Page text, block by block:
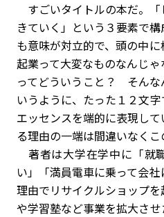
すごいタイトルの本だ。
きていく」という３要素で
も意味が対立的で、頭の中に
起業って大変なものなんじ
ってどういうこと？ そん
いうように、たった１２文
エッセンスを端的に表現し
る理由の一端は間違いなくこ
著者は大学在学中に「就
い」「満員電車に乗って会
理由でリサイクルショップ
や学習塾など事業を拡大さ